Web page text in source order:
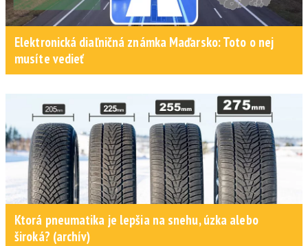
Elektronická diaľničná známka Maďarsko: Toto o nej
musíte vedieť
Ktorá pneumatika je lepšia na snehu, úzka alebo
široká? (archív)